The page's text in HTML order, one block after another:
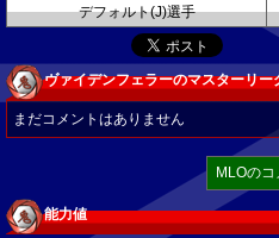
デフォルト(J)選手
ヴァイデンフェラーのマスターリー
まだコメントはありません
MLOのコ
能力値